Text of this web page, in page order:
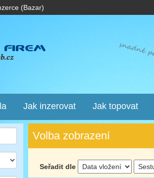
(Bazar)
Jak inzerovat Jak topovat
Volba zobrazení
Seřadit dle